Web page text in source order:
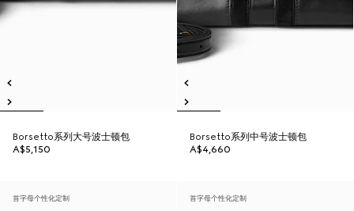
Borsetto系列大号波士顿包
A$5,150
Borsetto系列中号波士顿包
A$4,660
首字母个性化定制 首字母个性化定制